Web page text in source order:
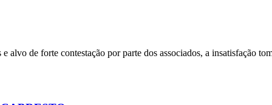
de forte contestação por parte dos associados, a insatisfação